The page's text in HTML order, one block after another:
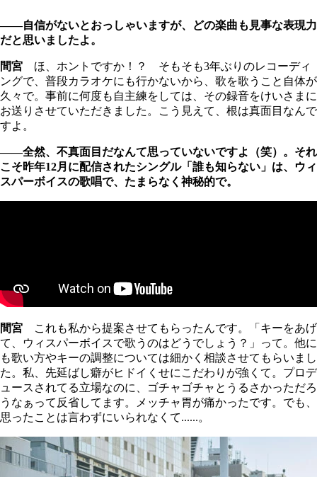
――自信がないとおっしゃいますが、どの楽曲も見事な表現力
だと思いましたよ。
間宮 ほ、ホントですか！？ そもそも3年ぶりのレコーディ
ングで、普段カラオケにも行かないから、歌を歌うこと自体が
久々で。事前に何度も自主練をしては、その録音をけいさまに
お送りさせていただきました。こう見えて、根は真面目なんで
すよ。
――全然、不真面目だなんて思っていないですよ（笑）。それ
こそ昨年12月に配信されたシングル「誰も知らない」は、ウィ
スパーボイスの歌唱で、たまらなく神秘的で。
間宮 これも私から提案させてもらったんです。「キーをあげ
て、ウィスパーボイスで歌うのはどうでしょう？」って。他に
も歌い方やキーの調整については細かく相談させてもらいまし
た。私、先延ばし癖がヒドイくせにこだわりが強くて。プロデ
ュースされてる立場なのに、ゴチャゴチャとうるさかっただろ
うなぁって反省してます。メッチャ胃が痛かったです。でも、
思ったことは言わずにいられなくて......。